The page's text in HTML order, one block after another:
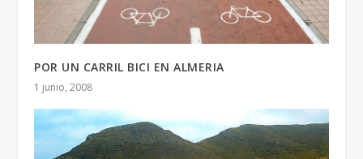
POR UN CARRIL BICI EN ALMERIA
1 junio, 2008